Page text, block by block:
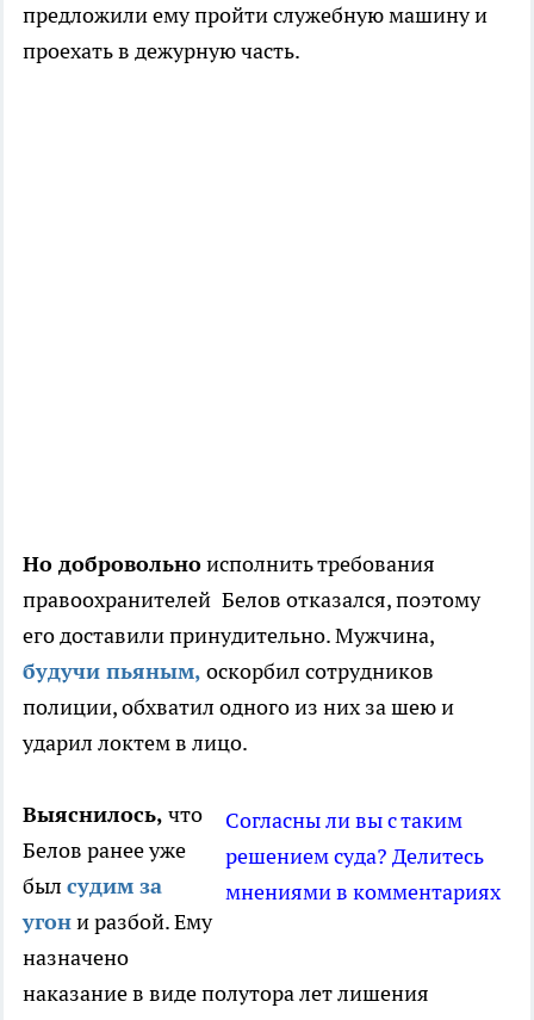
предложили ему пройти служебную машину и
проехать в дежурную часть.
Но добровольноисполнить требования
правоохранителей Белов отказался, поэтому
его доставили принудительно. Мужчина,
будучи пьяным, оскорбил сотрудников
полиции, обхватил одного из них за шею и
ударил локтем в лицо.
Согласны ли вы с таким
решением суда? Делитесь
мнениями в комментариях
Выяснилось, что
Белов ранее уже
был судим за
угони разбой. Ему
назначено
наказание в виде полутора лет лишения